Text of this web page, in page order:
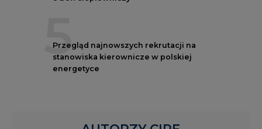
5
Przegląd najnowszych rekrutacji na
stanowiska kierownicze w polskiej
energetyce